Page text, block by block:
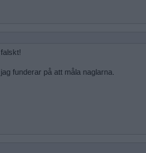
falskt!
jag funderar på att måla naglarna.